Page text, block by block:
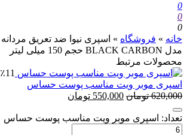
0
0
0
خانه » فروشگاه »
مدل BLACK CARBON حجم 150 میلی لیتر
محصولات مرتبط
٪11
اس‍پری موبر ویت مناسب پوست حساس
620,000 تومان 550,000 تومان
تعداد: اس‍پری موبر ویت مناسب پوست حساس